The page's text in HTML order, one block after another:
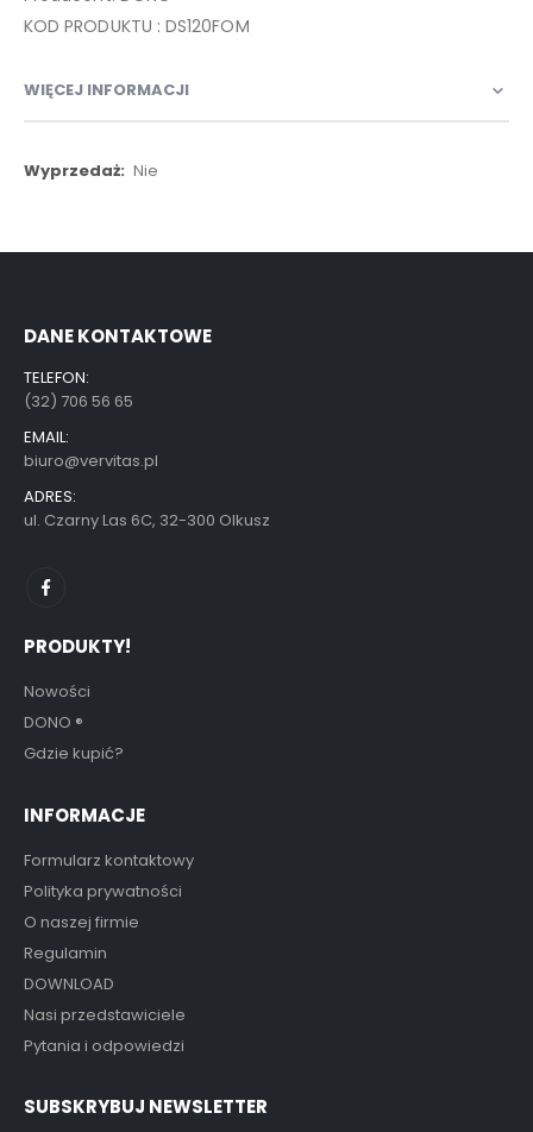
KOD PRODUKTU : DS120FOM
WIĘCEJ INFORMACJI
Więcej
Nie
DANE KONTAKTOWE
TELEFON:
(32) 706 56 65
EMAIL:
biuro@vervitas.pl
ADRES:
ul. Czarny Las 6C, 32-300 Olkusz
PRODUKTY!
Nowości
DONO ®
Gdzie kupić?
INFORMACJE
Formularz kontaktowy
Polityka prywatności
O naszej firmie
Regulamin
DOWNLOAD
Nasi przedstawiciele
Pytania i odpowiedzi
SUBSKRYBUJ NEWSLETTER